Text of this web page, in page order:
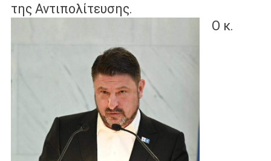
της Αντιπολίτευσης.
Ο κ.